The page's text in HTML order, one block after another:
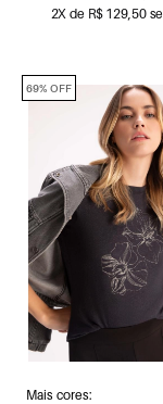
2X de R$ 129,50
Mais cores:
69% OFF